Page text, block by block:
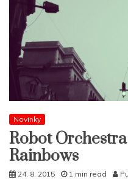
Novinky
Robot
Rainbows
24. 8. 2015 1 min read